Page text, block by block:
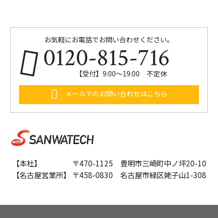
お気軽にお電話でお問い合わせください。
0120-815-716
【受付】9:00～19:00 不定休
メールでのお問い合わせはこちら
【本社】 〒470-1125 豊明市三崎町中ノ坪20-10
【名古屋営業所】 〒458-0830 名古屋市緑区姥子山1-308